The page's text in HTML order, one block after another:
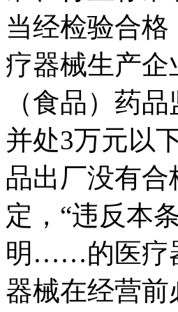
当经检验合
疗器械生产
（食品）药
并处3万元以
品出厂没有
定，“违反本
明……的医疗
器械在经营